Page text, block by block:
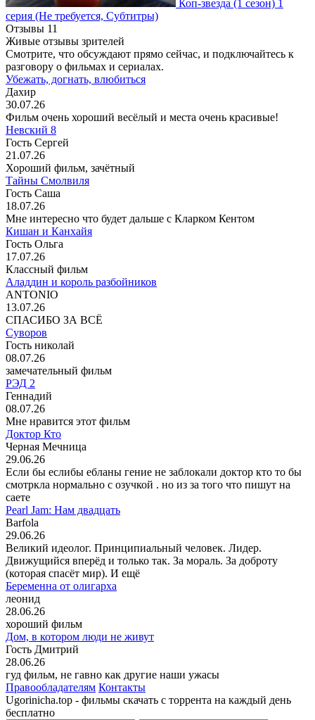
Коп-звезда (1 сезон) 1
серия (Не требуется, Субтитры)
Отзывы 11
Живые отзывы зрителей
Смотрите, что обсуждают прямо сейчас, и подключайтесь к
разговору о фильмах и сериалах.
Убежать, догнать, влюбиться
Дахир
30.07.26
Фильм очень хороший весёлый и места очень красивые!
Невский 8
Гость Сергей
21.07.26
Хороший фильм, зачётный
Тайны Смолвиля
Гость Саша
18.07.26
Мне интересно что будет дальше с Кларком Кентом
Кишан и Канхайя
Гость Ольга
17.07.26
Классный фильм
Аладдин и король разбойников
ANTONIO
13.07.26
СПАСИБО ЗА ВСЁ
Суворов
Гость николай
08.07.26
замечательный фильм
РЭД 2
Геннадий
08.07.26
Мне нравится этот фильм
Доктор Кто
Черная Мечница
29.06.26
Если бы еслибы ебланы гение не заблокали доктор кто то бы
смотркла нормально с озучкой . но из за того что пишут на
саете
Pearl Jam: Нам двадцать
Barfola
29.06.26
Великий идеолог. Принципиальный человек. Лидер.
Движущийся вперёд и только так. За мораль. За доброту
(которая спасёт мир). И ещё
Беременна от олигарха
леонид
28.06.26
хороший фильм
Дом, в котором люди не живут
Гость Дмитрий
28.06.26
гуд фильм, не гавно как другие наши ужасы
Правообладателям Контакты
Ugorinicha.top - фильмы скачать с торрента на каждый день
бесплатно